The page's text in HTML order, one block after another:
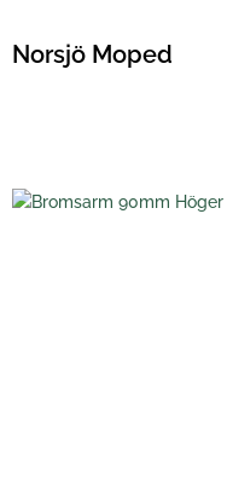
innehåll
Norsjö Moped